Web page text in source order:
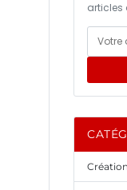
articles